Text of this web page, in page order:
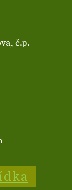
č.p.